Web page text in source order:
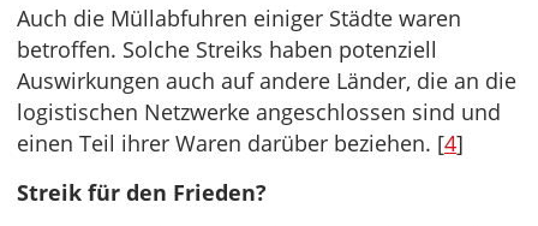
Auch die Müllabfuhren einiger Städte waren
betroffen. Solche Streiks haben potenziell
Auswirkungen auch auf andere Länder, die an die
logistischen Netzwerke angeschlossen sind und
einen Teil ihrer Waren darüber beziehen. [4]
Streik für den Frieden?